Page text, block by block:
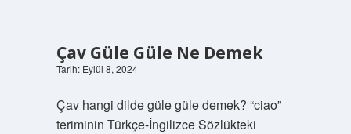
Çav Güle Güle Ne Demek
Tarih: Eylül 8, 2024
Çav hangi dilde güle güle demek? “ciao”
teriminin Türkçe-İngilizce Sözlükteki